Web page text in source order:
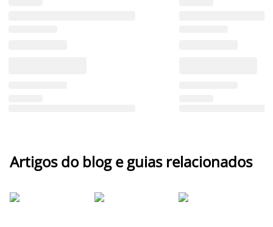
Artigos do blog e guias relacionados